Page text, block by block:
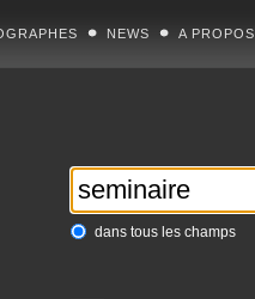
NEWS A PROPOS
dans tous les champs